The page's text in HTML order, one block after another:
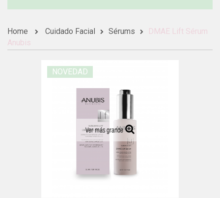
Home Cuidado Facial Sérums
DMAE Lift Sérum
Anubis
NOVEDAD
Ver más grande